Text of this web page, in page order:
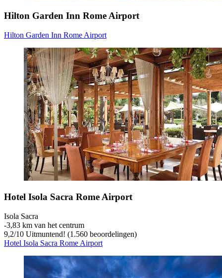
Hilton Garden Inn Rome Airport
Hilton Garden Inn Rome Airport
Hotel Isola Sacra Rome Airport
Isola Sacra
‐3,83 km van het centrum
9,2/10 Uitmuntend! (1.560 beoordelingen)
Hotel Isola Sacra Rome Airport